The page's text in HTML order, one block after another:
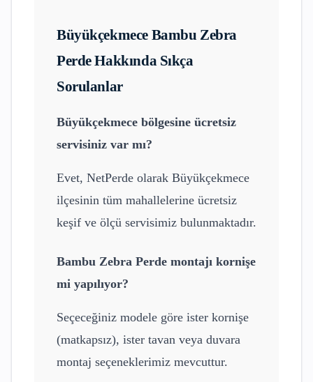
Büyükçekmece Bambu Zebra
PerdeHakkında Sıkça
Sorulanlar
Büyükçekmece bölgesine ücretsiz
servisiniz var mı?
Evet, NetPerde olarak Büyükçekmece
ilçesinin tüm mahallelerine ücretsiz
keşif ve ölçü servisimiz bulunmaktadır.
Bambu Zebra Perde montajı kornişe
mi yapılıyor?
Seçeceğiniz modele göre ister kornişe
(matkapsız), ister tavan veya duvara
montaj seçeneklerimiz mevcuttur.